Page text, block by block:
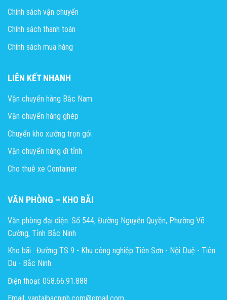
Chính sách vận chuyển
Chính sách thanh toán
Chính sách mua hàng
LIÊN KẾT NHANH
Vận chuyển hàng Bắc Nam
Vận chuyển hàng ghép
Chuyển kho xưởng trọn gói
Vận chuyển hàng đi tỉnh
Cho thuê xe Container
VĂN PHÒNG – KHO BÃI
Văn phòng đại diện: Số 544, Đường Nguyễn Quyền, Phường Võ
Cường, Tỉnh Bắc Ninh
Kho bãi : Đường TS 9 - Khu công nghiệp Tiên Sơn - Nội Duệ - Tiên
Du - Bắc Ninh
Điện thoại: 058.66.91.888